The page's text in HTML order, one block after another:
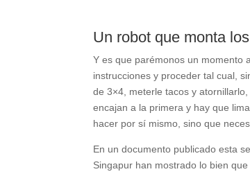
Un robot que monta
Y es que parémonos un momento
instrucciones y proceder tal cual,
de 3×4, meterle tacos y
encajan a la primera y hay que
hacer por sí mismo, sino que
En un documento publicado esta
Singapur han mostrado lo bien